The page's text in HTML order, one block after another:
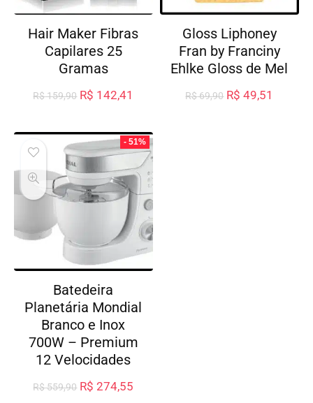
Hair Maker Fibras
Capilares 25
Gramas
R$159,90 R$ 142,41
Gloss Liphoney
Fran by Franciny
Ehlke Gloss de Mel
R$69,90 R$ 49,51
- 51%
Batedeira
Planetária Mondial
Branco e Inox
700W – Premium
12 Velocidades
R$559,90 R$ 274,55